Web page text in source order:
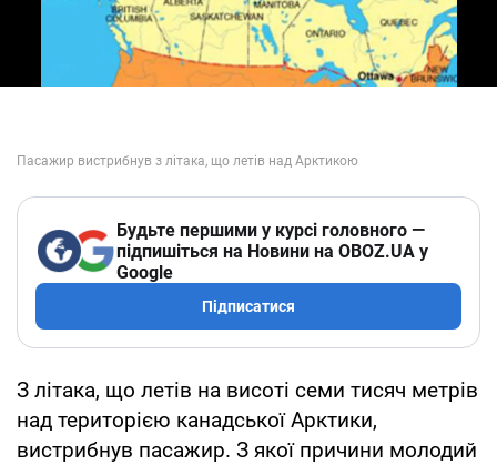
Будьте першими у курсі головного —
підпишіться на Новини на OBOZ.UA у
Google
Підписатися
З літака, що летів на висоті семи тисяч метрів
над територією канадської Арктики,
вистрибнув пасажир. З якої причини молодий